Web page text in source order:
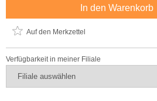
In den Warenkorb
Auf den Merkzettel
Verfügbarkeit in meiner Filiale